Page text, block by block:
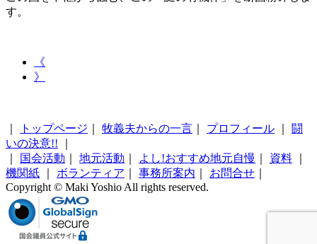
す。
《
》
トップページ 牧義夫からの一言 プロフィール
闘
いの決意!!
国会活動 地元活動 よし!おすすめ地元自慢 資料
機関紙
ボランティア 事務所案内 お問合せ
Copyright © Maki Yoshio All rights reserved.